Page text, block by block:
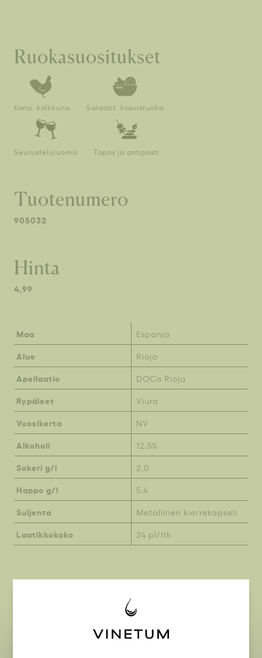
Ruokasuositukset
Kana, kalkkuna Salaatit, kasvisruoka
Seurustelujuoma Tapas ja antipasti
Tuotenumero
905032
Hinta
4,99
Maa Espanja
Alue Rioja
Apellaatio DOCa Rioja
Rypäleet Viura
Vuosikerta NV
Alkoholi 12,5%
Sokeri g/l 2,0
Happo g/l 5,4
Suljenta Metallinen kierrekapseli
Laatikkokoko 24 pl/ltk
Samalta tuottajalta